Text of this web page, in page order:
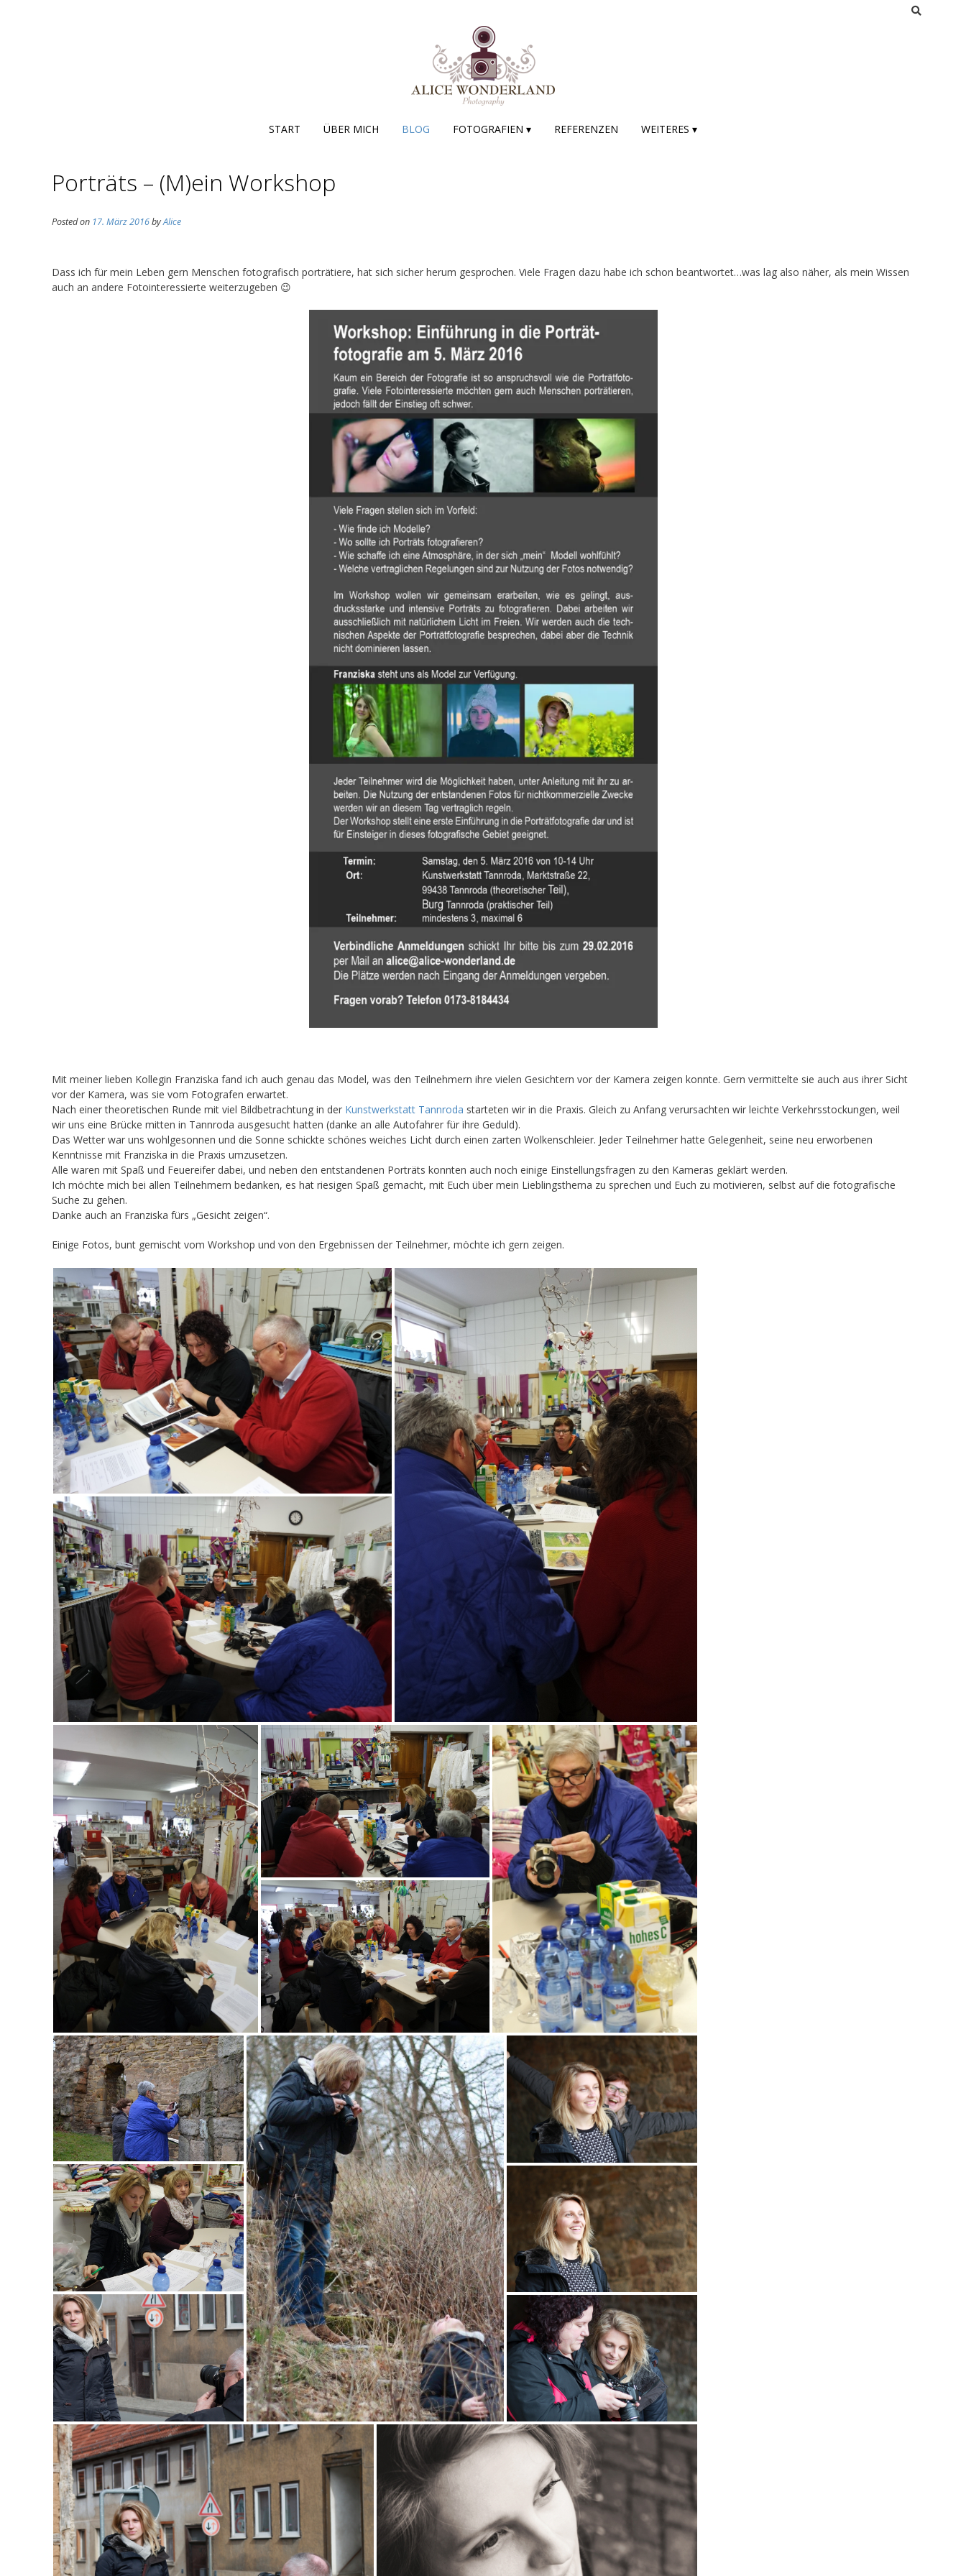
START ÜBER MICH BLOG FOTOGRAFIEN ▾ REFERENZEN WEITERES ▾
Porträts – (M)ein Workshop
Posted on 17. März 2016byAlice
Dass ich für mein Leben gern Menschen fotografisch porträtiere, hat sich sicher herum gesprochen. Viele Fragen dazu habe ich schon beantwortet…was lag also näher, als mein Wissen
auch an andere Fotointeressierte weiterzugeben 😉
Mit meiner lieben Kollegin Franziska fand ich auch genau das Model, was den Teilnehmern ihre vielen Gesichtern vor der Kamera zeigen konnte. Gern vermittelte sie auch aus ihrer Sicht
vor der Kamera, was sie vom Fotografen erwartet.
Nach einer theoretischen Runde mit viel Bildbetrachtung in der Kunstwerkstatt Tannroda starteten wir in die Praxis. Gleich zu Anfang verursachten wir leichte Verkehrsstockungen, weil
wir uns eine Brücke mitten in Tannroda ausgesucht hatten (danke an alle Autofahrer für ihre Geduld).
Das Wetter war uns wohlgesonnen und die Sonne schickte schönes weiches Licht durch einen zarten Wolkenschleier. Jeder Teilnehmer hatte Gelegenheit, seine neu erworbenen
Kenntnisse mit Franziska in die Praxis umzusetzen.
Alle waren mit Spaß und Feuereifer dabei, und neben den entstandenen Porträts konnten auch noch einige Einstellungsfragen zu den Kameras geklärt werden.
Ich möchte mich bei allen Teilnehmern bedanken, es hat riesigen Spaß gemacht, mit Euch über mein Lieblingsthema zu sprechen und Euch zu motivieren, selbst auf die fotografische
Suche zu gehen.
Danke auch an Franziska fürs „Gesicht zeigen“.
Einige Fotos, bunt gemischt vom Workshop und von den Ergebnissen der Teilnehmer, möchte ich gern zeigen.